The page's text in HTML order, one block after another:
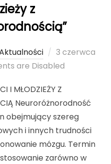
z
Posted
on
3 czerwca
are Disabled
I MŁODZIEŻY Z
Neuroróżnorodność
obejmujący szereg
i innych trudności
mózgu. Termin
zarówno w